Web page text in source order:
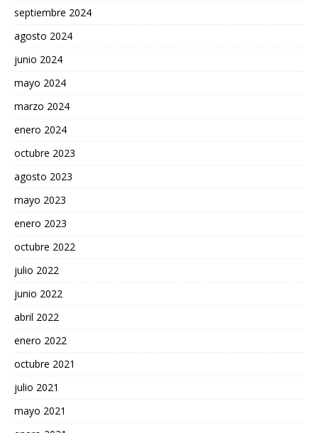
septiembre 2024
agosto 2024
junio 2024
mayo 2024
marzo 2024
enero 2024
octubre 2023
agosto 2023
mayo 2023
enero 2023
octubre 2022
julio 2022
junio 2022
abril 2022
enero 2022
octubre 2021
julio 2021
mayo 2021